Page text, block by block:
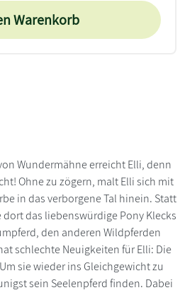
Warenkorb
Wundermähne erreicht Elli, denn
Ohne zu zögern, malt Elli sich mit
in das verborgene Tal hinein. Statt
das liebenswürdige Pony Klecks
den anderen Wildpferden
schlechte Neuigkeiten für Elli: Die
sie wieder ins Gleichgewicht zu
sein Seelenpferd finden. Dabei